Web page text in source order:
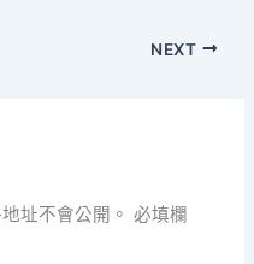
NEXT
址不會公開。 必填欄